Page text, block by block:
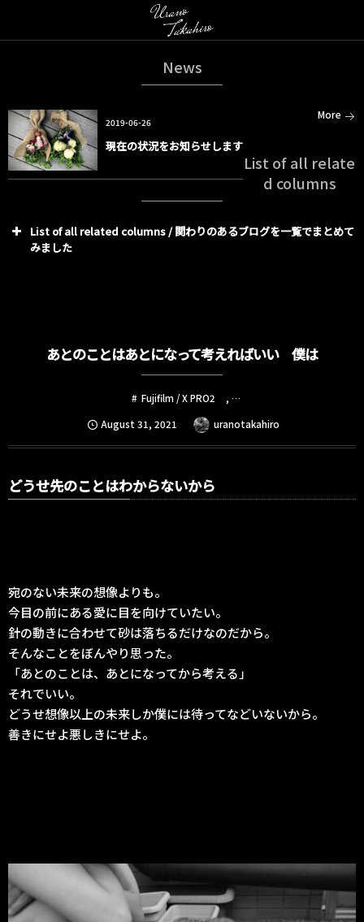
News
2019-06-26
現在の状況をお知らせします
More
List of all relate
d columns
List of all related columns / 関わりのあるブログを一覧でまとめて
みました
あとのことはあとになって考えればいい 僕は
Fujifilm / X PRO2
, …
August 31, 2021 uranotakahiro
どうせ先のことはわからないから
宛のない未来の想像よりも。
今目の前にある愛に目を向けていたい。
針の動きに合わせて砂は落ちるだけなのだから。
そんなことをぼんやり思った。
「あとのことは、あとになってから考える」
それでいい。
どうせ想像以上の未来しか僕には待ってなどいないから。
善きにせよ悪しきにせよ。